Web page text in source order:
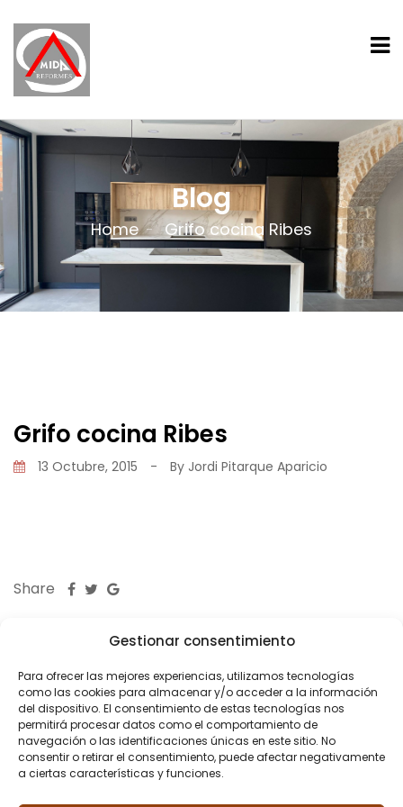
Gestionar consentimiento
Para ofrecer las mejores experiencias, utilizamos tecnologías
como las cookies para almacenar y/o acceder a la información
del dispositivo. El consentimiento de estas tecnologías nos
permitirá procesar datos como el comportamiento de
navegación o las identificaciones únicas en este sitio. No
consentir o retirar el consentimiento, puede afectar negativamente
a ciertas características y funciones.
Blog
Home Grifo cocina Ribes
Grifo cocina Ribes
13 Octubre, 2015 - By Jordi Pitarque Aparicio
Share
PREVIOUS POST
¿Cómo elegir el grifo de la
cocina?